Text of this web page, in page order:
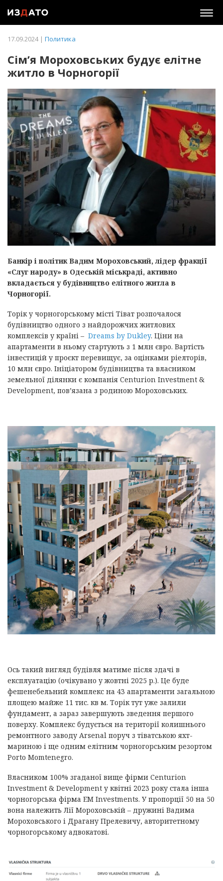
17.09.2024 | Политика
Cім’я Мороховських будує елітне
житло в Чорногорії
Банкір і політик Вадим Мороховський, лідер фракції
«Слуг народу» в Одеській міськраді, активно
вкладається у будівництво елітного житла в
Чорногорії.
Торік у чорногорському місті Тіват розпочалося
будівництво одного з найдорожчих житлових
комплексів у країні – Dreams by Dukley. Ціни на
апартаменти в ньому стартують з 1 млн євро. Вартість
інвестицій у проєкт перевищує, за оцінками ріелторів,
10 млн євро. Ініціатором будівництва та власником
земельної ділянки є компанія Centurion Investment &
Development, пов’язана з родиною Мороховських.
Ось такий вигляд будівля матиме після здачі в
експлуатацію (очікувано у жовтні 2025 р.). Це буде
фешенебельний комплекс на 43 апартаменти загальною
площею майже 11 тис. кв м. Торік тут уже залили
фундамент, а зараз завершують зведення першого
поверху. Комплекс будується на території колишнього
ремонтного заводу Arsenal поруч з тіватською яхт-
мариною і ще одним елітним чорногорським резортом
Porto Momtenegro.
Власником 100% згаданої вище фірми Centurion
Investment & Development у квітні 2023 року стала інша
чорногорська фірма EM Investments. У пропорції 50 на 50
вона належить Лії Мороховській – дружині Вадима
Мороховського і Драгану Прелевичу, авторитетному
чорногорському адвокатові.